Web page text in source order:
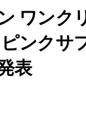
ワンク
ンクサ
表